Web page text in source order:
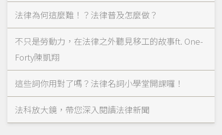
法律為何這麼難！？法律普及怎麼做？
不只是勞動力，在法律之外聽見移工的故事ft. One-
Forty陳凱翔
這些詞你用對了嗎？法律名詞小學堂開課囉！
法科放大鏡，帶您深入閱讀法律新聞